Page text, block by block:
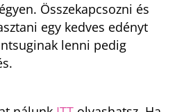
Összekapcsozni és
egy kedves edényt
lenni pedig